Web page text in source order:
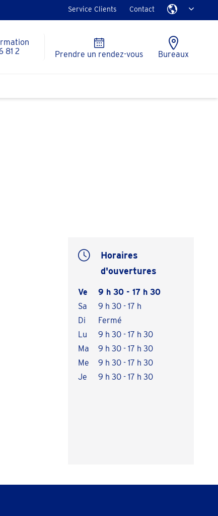
Service Clients Contact
81 2
Prendre un rendez-vous Bureaux
Horaires
d'ouvertures
Ve
9 h 30 - 17 h 30
Sa
9 h 30 - 17 h
Di
Fermé
Lu
9 h 30 - 17 h 30
Ma
9 h 30 - 17 h 30
Me
9 h 30 - 17 h 30
Je
9 h 30 - 17 h 30